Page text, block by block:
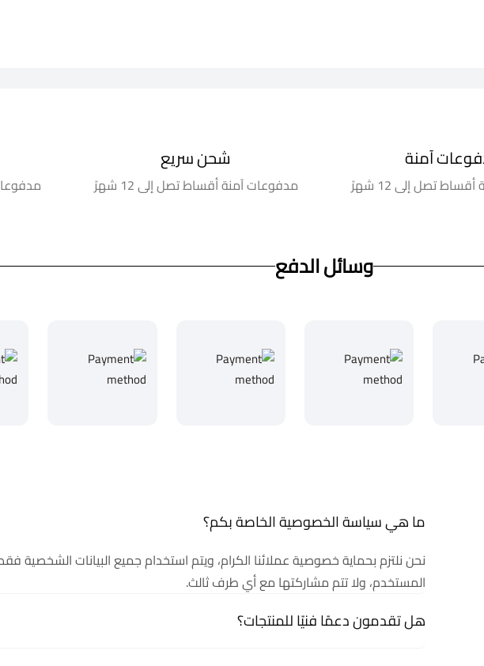
آمنة
تصل إلى 12 شهرً
شحن سريع
مدفوعات آمنة أقساط تصل إلى 12 شهرً
وسائل الدفع
ما هي سياسة الخصوصية الخاصة بكم؟
نحن نلتزم بحماية خصوصية عملائنا الكرام، ويتم استخدام جميع البيانات الشخصية
المستخدم، ولا تتم مشاركتها مع أي طرف ثالث.
هل تقدمون دعمًا فنيًا للمنتجات؟